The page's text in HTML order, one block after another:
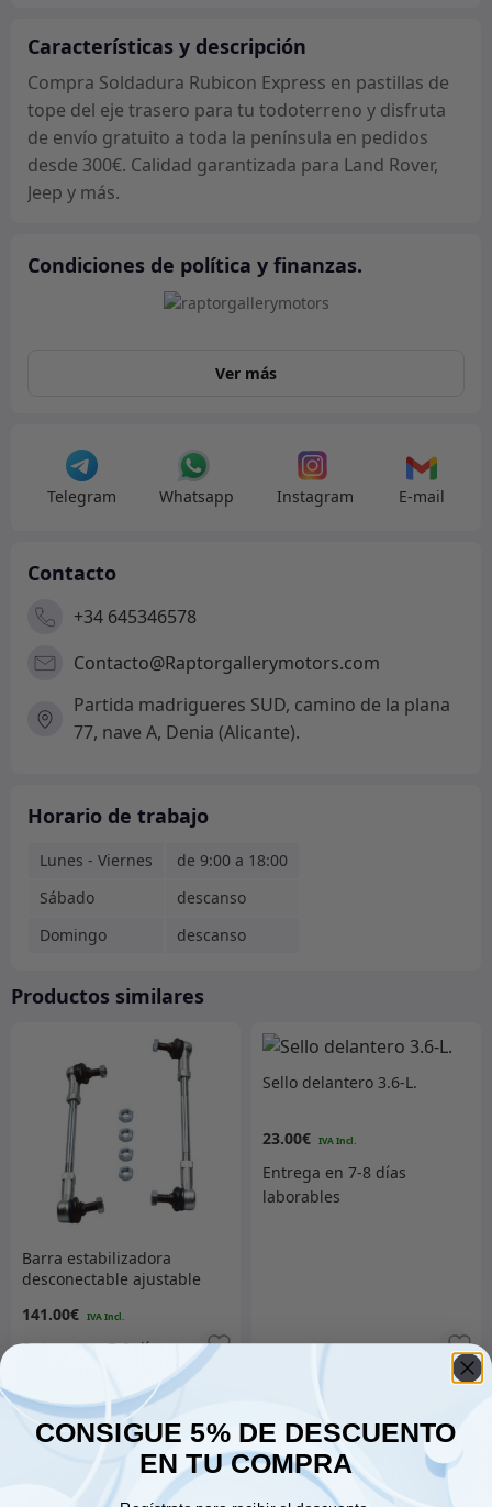
CONSIGUE 5% DE DESCUENTO
EN TU COMPRA
tope
eje
trasero
cantidad
Características y descripción
Compra Soldadura Rubicon Express en pastillas de
tope del eje trasero para tu todoterreno y disfruta
de envío gratuito a toda la península en pedidos
desde 300€. Calidad garantizada para Land Rover,
Jeep y más.
Condiciones de política y finanzas.
Ver más
Telegram Whatsapp Instagram E-mail
Contacto
+34 645346578
Contacto@Raptorgallerymotors.com
Partida madrigueres SUD, camino de la plana
77, nave A, Denia (Alicante).
Horario de trabajo
Lunes - Viernes
de 9:00 a 18:00
Sábado
descanso
Domingo
descanso
Productos similares
Barra estabilizadora
desconectable ajustable
141.00€
Añadir al carrito
Sello delantero 3.6-L.
23.00€
Añadir al carrito